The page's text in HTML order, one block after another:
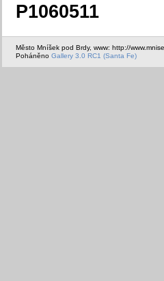
P1060511
Město Mníšek pod Brdy, www: http://
Poháněno Gallery 3.0 RC1 (Santa Fe)